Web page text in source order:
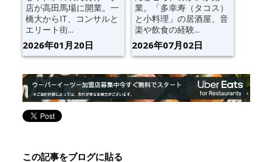
店が高田馬場に開業。一
橋大からIT、コンサルと
エリート街...
2026年01月20日
業。「多幸寿（タコス）
と小料理」の居酒屋、音
楽や飲食の経験...
2026年07月02日
この記事をブログに貼る